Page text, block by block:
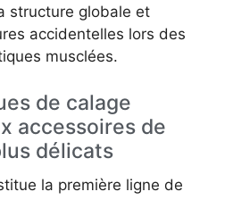
structure globale et
accidentelles lors des
musclées.
de calage
accessoires de
délicats
la première ligne de